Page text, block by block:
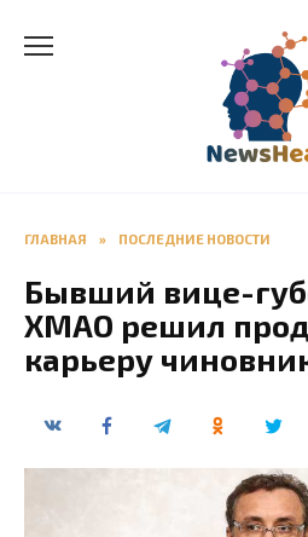
ГЛАВНАЯ » ПОСЛЕДНИЕ НОВОСТИ
Бывший вице-
ХМАО решил
карьеру